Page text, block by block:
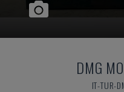
DMG
IT-TUR-